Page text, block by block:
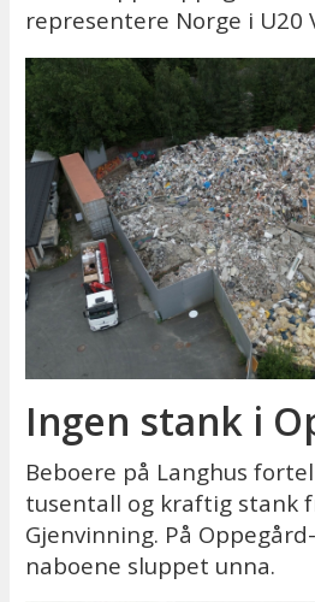
representere Norge i U20
Ingen stank i
Beboere på Langhus
tusentall og kraftig stank
Gjenvinning. På
naboene sluppet unna.